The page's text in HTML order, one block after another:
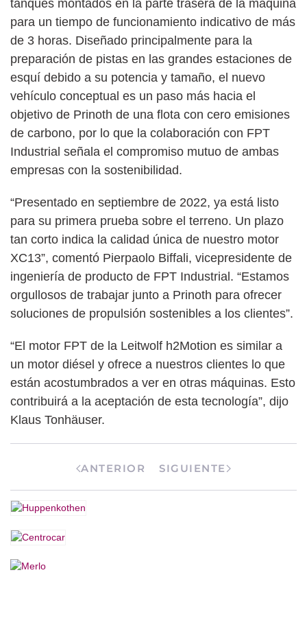
tanques montados en la parte trasera de la máquina
para un tiempo de funcionamiento indicativo de más
de 3 horas. Diseñado principalmente para la
preparación de pistas en las grandes estaciones de
esquí debido a su potencia y tamaño, el nuevo
vehículo conceptual es un paso más hacia el
objetivo de Prinoth de una flota con cero emisiones
de carbono, por lo que la colaboración con FPT
Industrial señala el compromiso mutuo de ambas
empresas con la sostenibilidad.
“Presentado en septiembre de 2022, ya está listo
para su primera prueba sobre el terreno. Un plazo
tan corto indica la calidad única de nuestro motor
XC13”, comentó Pierpaolo Biffali, vicepresidente de
ingeniería de producto de FPT Industrial. “Estamos
orgullosos de trabajar junto a Prinoth para ofrecer
soluciones de propulsión sostenibles a los clientes”.
“El motor FPT de la Leitwolf h2Motion es similar a
un motor diésel y ofrece a nuestros clientes lo que
están acostumbrados a ver en otras máquinas. Esto
contribuirá a la aceptación de esta tecnología”, dijo
Klaus Tonhäuser.
ANTERIOR SIGUIENTE